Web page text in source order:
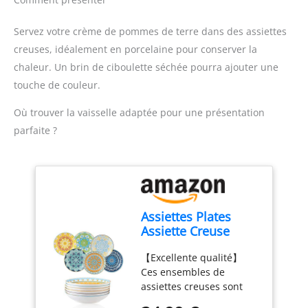
ingrédients, simplifiant la
Contenu de la livraison :
Mixeur plongeant
doseur
mixage optimales
MIXEUR FACILE À
CONTRÔLER : poignée
progressif de deux
SALISSURE NI
ÉCLABOUSSURE : un pied
anti-éclaboussure
permet de garder votre
plan de travail de la
compatible au lave-
vaisselle REPARABILITE 15
ANS AU JUSTE PRIX :
Servez votre crème de pommes de terre dans des assiettes
creuses, idéalement en porcelaine pour conserver la
chaleur. Un brin de ciboulette séchée pourra ajouter une
touche de couleur.
Où trouver la vaisselle adaptée pour une présentation
parfaite ?
Assiettes Plates
Assiette Creuse
Assiette a Pates |
Salade | Soupe |
Dessert | Risotto -
680 ml - 20×4 cm
【Excellente qualité】
Ces ensembles de
assiettes creuses sont